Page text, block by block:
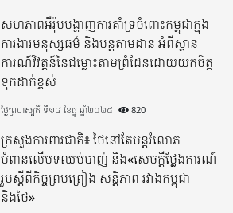
សហភាពអឺរ៉ុបបង្ហាញការគាំទ្រចំពោះកម្ពុជាក្នុង
ការងារមនុស្សធម៌ និងបន្តតាមដាន អំពីស្ថាន
ការណ៍វិវត្តន៍នៃជម្លោះតាមព្រំដែនដោយយកចិត្ត
ទុកដាក់ខ្ពស់
ថ្ងៃព្រហស្បតិ៍ ទី១៨ ខែធ្នូ ឆ្នាំ២០២៥ 820
ក្រសួងការពារជាតិ៖ ថៃនៅតែបន្តរំលោភ
បំពានលើបទឈប់បាញ់ និង«សេចក្តីថ្លែងការណ៍
រួមស្តីពីកិច្ចព្រមព្រៀង សន្តិភាព រវាងកម្ពុជា
និងថៃ»